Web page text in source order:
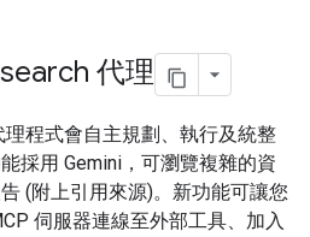
代理
理程式會自主規劃、執行及統整
採用 Gemini，可瀏覽複雜的資
(附上引用來源)。新功能可讓您
伺服器連線至外部工具、加入